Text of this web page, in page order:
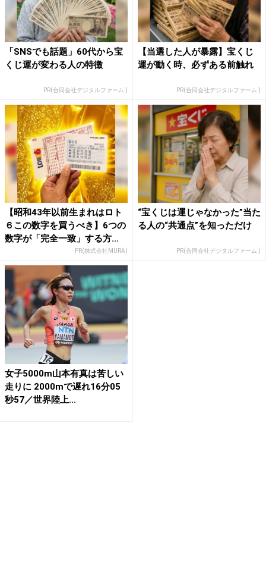
「SNSでも話題」60代から宝
くじ運が変わる人の特徴
PR(合同会社デジタルファーム )
【当選した人が暴露】宝くじ
運が動く時、必ずある前触れ
PR(合同会社デジタルファーム )
【昭和43年以前生まれはロト
６この数字を買うべき】6つの
数字が「完全一致」する方...
PR(株式会社MURA)
“宝くじは運じゃなかった”当た
る人の“共通点”を知っただけ
PR(合同会社デジタルファーム )
女子5000m山本有真は苦しい
走りに 2000mで遅れ16分05
秒57／世界陸上...